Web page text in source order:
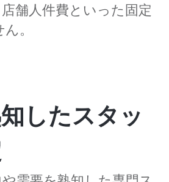
舗人件費といった固定
。
したスタッ